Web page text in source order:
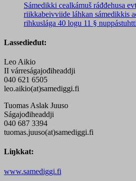
Sámedikki cealkámuš ráđđehusa
riikkabeivviide láhkan sámedikkis
rihkuslága 40 logu 11 §
Lassedieđut:
Leo Aikio
II várreságajođiheaddji
040 621 6505
leo.aikio(at)samediggi.fi
Tuomas Aslak Juuso
Ságajođiheaddji
040 687 3394
tuomas.juuso(at)samediggi.fi
Liŋkkat:
www.samediggi.fi